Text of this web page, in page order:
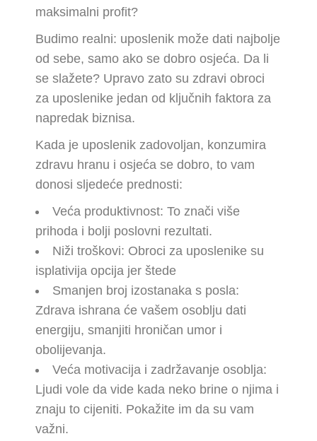
maksimalni profit?
Budimo realni: uposlenik može dati najbolje
od sebe, samo ako se dobro osjeća. Da li
se slažete? Upravo zato su zdravi obroci
za uposlenike jedan od ključnih faktora za
napredak biznisa.
Kada je uposlenik zadovoljan, konzumira
zdravu hranu i osjeća se dobro, to vam
donosi sljedeće prednosti:
Veća produktivnost: To znači više
prihoda i bolji poslovni rezultati.
Niži troškovi: Obroci za uposlenike su
isplativija opcija jer štede
Smanjen broj izostanaka s posla:
Zdrava ishrana će vašem osoblju dati
energiju, smanjiti hroničan umor i
obolijevanja.
Veća motivacija i zadržavanje osoblja:
Ljudi vole da vide kada neko brine o njima i
znaju to cijeniti. Pokažite im da su vam
važni.